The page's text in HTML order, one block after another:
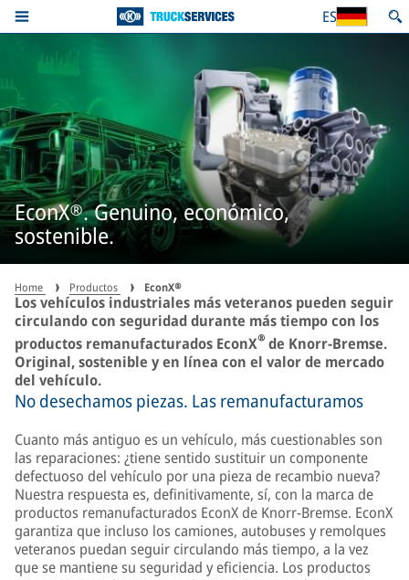
ES
EconX®. Genuino, económico,
sostenible.
Home Productos EconX®
Los vehículos industriales más veteranos pueden seguir
circulando con seguridad durante más tiempo con los
productos remanufacturados EconX® de Knorr-Bremse.
Original, sostenible y en línea con el valor de mercado
del vehículo.
No desechamos piezas. Las remanufacturamos
Cuanto más antiguo es un vehículo, más cuestionables son
las reparaciones: ¿tiene sentido sustituir un componente
defectuoso del vehículo por una pieza de recambio nueva?
Nuestra respuesta es, definitivamente, sí, con la marca de
productos remanufacturados EconX de Knorr-Bremse. EconX
garantiza que incluso los camiones, autobuses y remolques
veteranos puedan seguir circulando más tiempo, a la vez
que se mantiene su seguridad y eficiencia. Los productos